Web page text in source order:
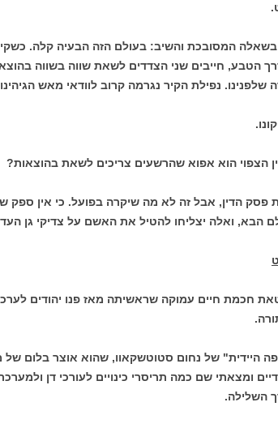
המסובכת והשיב: בעולם הזה הבעיה קלה.
הטבע, חייבים שני הצדדים לשאת שווה בשווה
נפילת הקיר נגרמה קרוב לוודאי מאש
הצפוי הוא אפוא שהרשעים צריכים לשאת בהוצאות?
פסק הדין, אבל זה לא מה שיקרה בפועל. כי אין ספק
הבא, ואלה יצליחו להטיל את האשם על צדיקי גן
חכמת חיים עמוקה שראשיתה מאז פנו יהודים
היידית" של נחום סטוטשקאוו, שהוא אוצר בלום של
ומצאתי שם כמה תריסרי כינויים לעורכי דן
השלילה.